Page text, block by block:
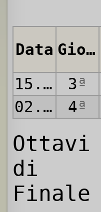
Data Giornata
15.08.2015
3ª
02.12.2015
4ª
Ottavi
di
Finale